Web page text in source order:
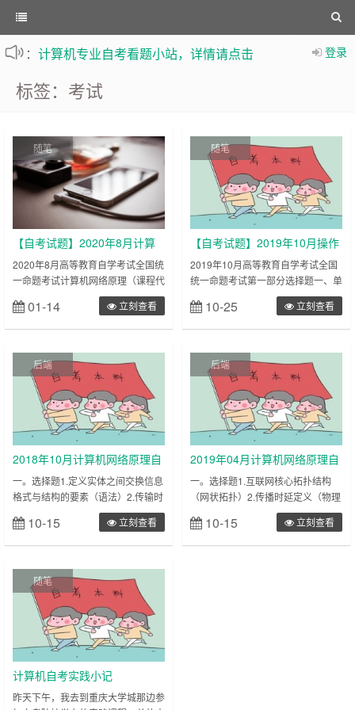
登录
： 计算机专业自考看题小站，详情请点击
标签：考试
随笔
【自考试题】2020年8月计算
机网络原理（04741）试题及
部分答案
2020年8月高等教育自学考试全国统
一命题考试计算机网络原理（课程代
码04741）第一部分选择题一、单项
选择题：本大题共25小题，每小题1
分，共25分。在每小题列出的备选
请将其选出。1.利用计算机网络可以
实现的共享资源不包括A.硬件资源B.
软件资源C.技术资源D.信息资源2.利
用有线电视网络实现接入的网络
01-14 立刻查看
随笔
【自考试题】2019年10月操作
系统（02326）真题及答案
2019年10月高等教育自学考试全国
统一命题考试第一部分选择题一、单
项选择题:本大题共20小题，每小题1
分，共20分。在每小题列出的备选
项中只有一项是符合题目要求的，请
括独占性、交互性、及时性和A.共享
性B.虚拟性C.并行性D.多路性2.在计
算机系统中，对资源的共享方式分为
同时共享和互斥共享。下列资源中，
属于……
10-25 立刻查看
后端
2018年10月计算机网络原理自
考（04741） 各个题目考点记
录
一。选择题1.定义实体之间交换信息
格式与结构的要素（语法）2.传输时
延的定义3.根据信号传播速度，链路
长度，链路带宽，求时延带宽积
4.OSI模型数据链路层中PDU称为
（网络互联层）6.a-m命名的是（根
域名服务器）7.HTTP中最常见请求
（GET）8.cookie的一些属性9.电子
邮件中将非ASCII文……
10-15 立刻查看
后端
2019年04月计算机网络原理自
考（04741） 各个题目考点记
录
一。选择题1.互联网核心拓扑结构
（网状拓扑）2.传播时延定义（物理
链路）3.最大吞吐量定义（最小的为
准）4.OSI应用层中PDU（报文）5.
域名服务器分级6.HTTP状态码定义
10-15 立刻查看
随笔
计算机自考实践小记
昨天下午，我去到重庆大学城那边参